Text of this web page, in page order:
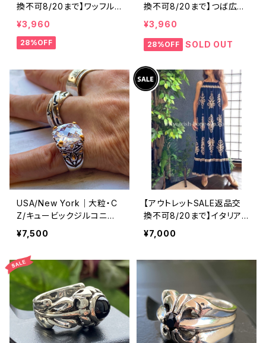
換不可8/20まで】ワッフル
立体フラワー＆無地 2way
リバーシブルハット・ワイヤ
ー入り変形ハット・フラワー
¥3,960
28%OFF
換不可8/20まで】つば広サ
マーハット・通気性・軽量 ワ
イヤー入りハット ボーダー
＆BIGリボン・女優帽 UV/紫
帽子【ベージュ】
¥3,960
28%OFF SOLD OUT
USA/New York｜大粒・C
Z/キュービックジルコニア
アンティークデザイン｜ゴッ
ドリング｜クリア＆シルバー
＆ゴールド
¥7,500
【アウトレットSALE返品交
換不可8/20まで】イタリア
製マキシワンピース イン
ポート ロングワンピース ロ
ー
¥7,000